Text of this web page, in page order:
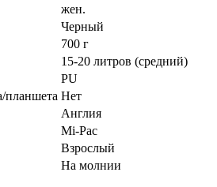
жен.
Черный
700 г
15-20 литров (средний)
PU
планшета Нет
Англия
Mi-Pac
Взрослый
На молнии